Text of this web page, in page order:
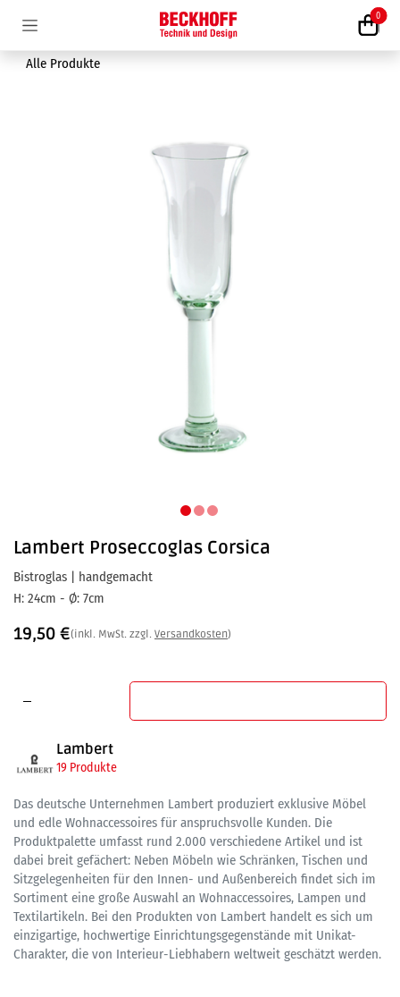
0
Alle Produkte
Lambert Proseccoglas Corsica
Bistroglas | handgemacht
H: 24cm - Ø: 7cm
19,50 €(inkl. MwSt. zzgl. Versandkosten)
Lambert
19 Produkte
Das deutsche Unternehmen Lambert produziert exklusive Möbel
und edle Wohnaccessoires für anspruchsvolle Kunden. Die
Produktpalette umfasst rund 2.000 verschiedene Artikel und ist
dabei breit gefächert: Neben Möbeln wie Schränken, Tischen und
Sitzgelegenheiten für den Innen- und Außenbereich findet sich im
Sortiment eine große Auswahl an Wohnaccessoires, Lampen und
Textilartikeln. Bei den Produkten von Lambert handelt es sich um
einzigartige, hochwertige Einrichtungsgegenstände mit Unikat-
Charakter, die von Interieur-Liebhabern weltweit geschätzt werden.